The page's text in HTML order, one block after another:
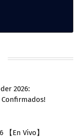
2026:
Confirmados!
En Vivo】